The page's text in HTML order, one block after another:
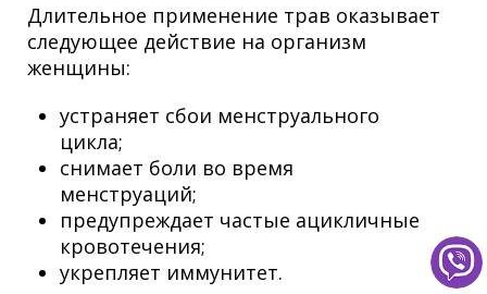
Длительное применение трав оказывает
следующее действие на организм
женщины:
устраняет сбои менструального
цикла;
снимает боли во время
менструаций;
предупреждает частые ацикличные
кровотечения;
укрепляет иммунитет.